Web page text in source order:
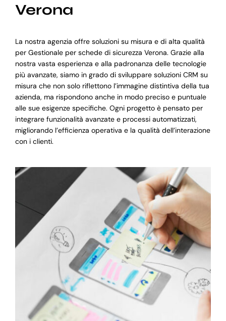
Verona
La nostra agenzia offre soluzioni su misura e di alta qualità
per Gestionale per schede di sicurezza Verona. Grazie alla
nostra vasta esperienza e alla padronanza delle tecnologie
più avanzate, siamo in grado di sviluppare soluzioni CRM su
misura che non solo riflettono l’immagine distintiva della tua
azienda, ma rispondono anche in modo preciso e puntuale
alle sue esigenze specifiche. Ogni progetto è pensato per
integrare funzionalità avanzate e processi automatizzati,
migliorando l’efficienza operativa e la qualità dell’interazione
con i clienti.